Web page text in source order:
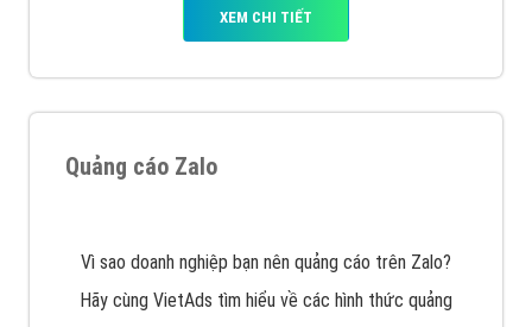
VietAds triển khai dịch vụ quảng cáo Banner Google
XEM CHI TIẾT